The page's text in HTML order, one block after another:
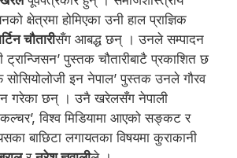
क्षेत्रमा होमिएका उनी हाल प्राज्ञिक
चौतारीसँग आबद्ध छन् । उनले सम्पादन
ट्रान्जिसन’ पुस्तक चौतारीबाटै प्रकाशित छ
इन नेपाल’ पुस्तक उनले गौरव
गरेका छन् । उनै खरेलसँग नेपाली
विश्व मिडियामा आएको सङ्कट र
बाछिटा लगायतका विषयमा कुराकानी